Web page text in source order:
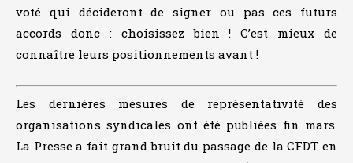
voté qui décideront de signer ou pas ces futurs
accords donc : choisissez bien ! C’est mieux de
connaître leurs positionnements avant !
Les dernières mesures de représentativité des
organisations syndicales ont été publiées fin mars.
La Presse a fait grand bruit du passage de la CFDT en